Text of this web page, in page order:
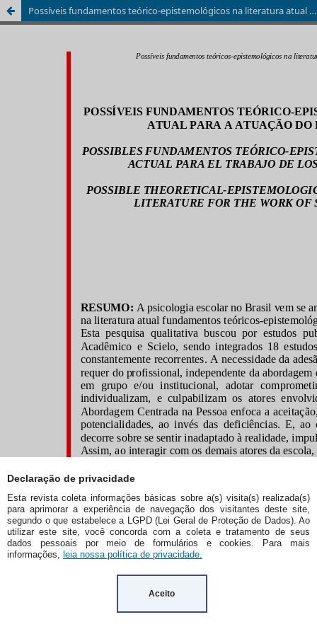
Declaração de privacidade
Esta revista coleta informações básicas sobre a(s) visita(s) realizada(s)
para aprimorar a experiência de navegação dos visitantes deste site,
segundo o que estabelece a LGPD (Lei Geral de Proteção de Dados). Ao
utilizar este site, você concorda com a coleta e tratamento de seus
dados pessoais por meio de formulários e cookies. Para mais
informações, leia nossa política de privacidade.
Aceito
Possíveis fundamentos teórico-epistemológicos na literatura atual para a atuação do psicólogo escolar